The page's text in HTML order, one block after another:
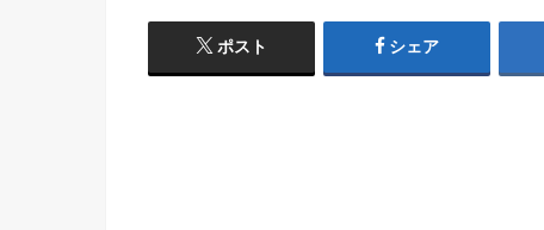
ポスト シェア